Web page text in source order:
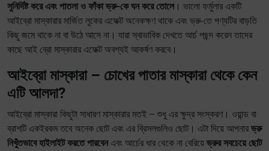
সুনির্দিষ্ট করে এবং পাতলা ও ফাঁকা ভ্রু-কে ঘন করে তোলে। ভালো ফর্মুলার একটি
আইব্রো মাস্কারার মার্জিত লুকের এফেক্ট অনেকক্ষণ থাকে এবং ভ্রু-তে পণ্যটির বাড়তি
কিছু জমে থাকে না বা উঠে আসে না। যারা স্বাভাবিক দেখতে আর্চ পছন্দ করেন তাদের
কাছে আই ব্রো মাস্কারার এফেক্ট অবশ্যই আকর্ষণ করবে।
আইব্রো মাস্কারা – চোখের পাতার মাস্কারা থেকে কেন
এটি আলদা?
আইব্রো মাস্কারা কিছুটা সাধারণ মাস্কারার মতই – শুধু এর ক্ষুদ্র সংস্করণ। ওয়ান্ড বা
ব্রাশটি একইরকম তবে অনেক ছোট এবং এর ব্রিসলগুলিও ছোট। এটা দিয়ে আপনার ভ্রু
নিখুঁতভাবে হাইলাইট করতে পারবেনএবং আর্চের ধার থেকে না বেরিয়ে ভ্রুর সবচেয়ে ছোট